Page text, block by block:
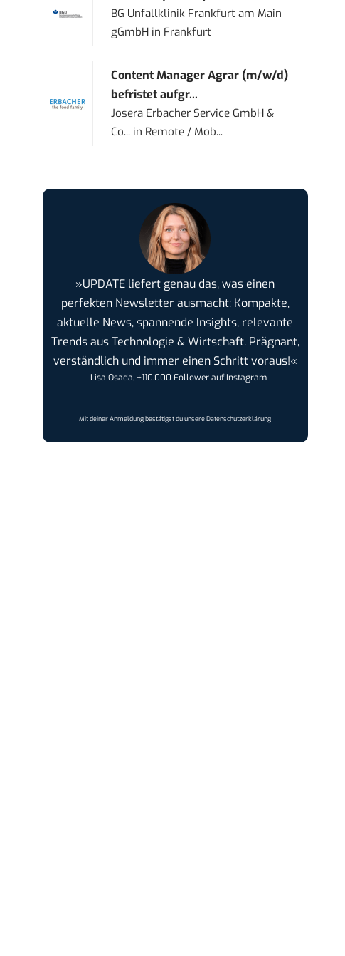
BG Unfallklinik Frankfurt am Main
gGmbH in Frankfurt
Content Manager Agrar (m/w/d)
befristet aufgr...
Josera Erbacher Service GmbH &
Co... in Remote / Mob...
»UPDATE liefert genau das, was einen
perfekten Newsletter ausmacht: Kompakte,
aktuelle News, spannende Insights, relevante
Trends aus Technologie & Wirtschaft. Prägnant,
verständlich und immer einen Schritt voraus!«
– Lisa Osada, +110.000 Follower auf Instagram
Mit deiner Anmeldung bestätigst du unsereDatenschutzerklärung